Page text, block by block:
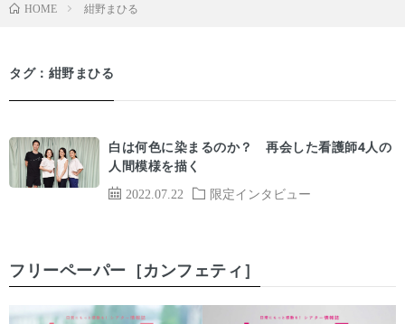
HOME 紺野まひる
タグ：紺野まひる
2022.07.22 限定インタビュー
白は何色に染まるのか？ 再会した看護師4人の
人間模様を描く
フリーペーパー［カンフェティ］